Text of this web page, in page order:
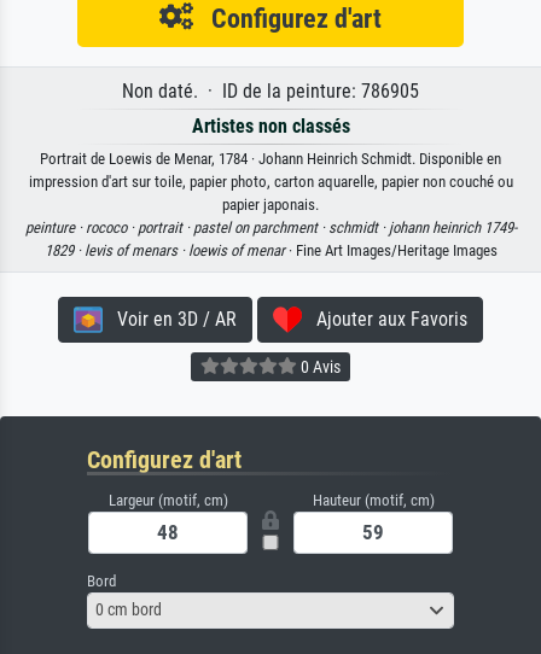
Configurez d'art
Non daté. · ID de la peinture: 786905
Artistes non classés
Portrait de Loewis de Menar, 1784 · Johann Heinrich Schmidt. Disponible en
impression d'art sur toile, papier photo, carton aquarelle, papier non couché ou
papier japonais.
peinture · rococo · portrait · pastel on parchment · schmidt · johann heinrich 1749-
1829 · levis of menars · loewis of menar· Fine Art Images/Heritage Images
Voir en 3D / AR Ajouter aux Favoris
0 Avis
Configurez d'art
Largeur (motif, cm) Hauteur (motif, cm)
Bord
0 cm bord